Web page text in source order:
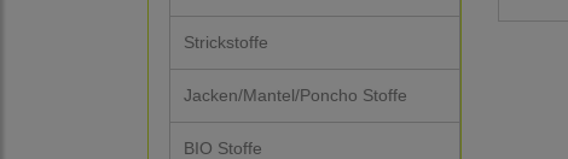
Strickstoffe
Jacken/Mantel/Poncho Stoffe
BIO Stoffe